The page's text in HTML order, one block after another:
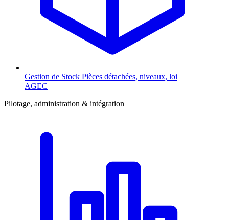
Gestion de Stock Pièces détachées, niveaux, loi
AGEC
Pilotage, administration & intégration